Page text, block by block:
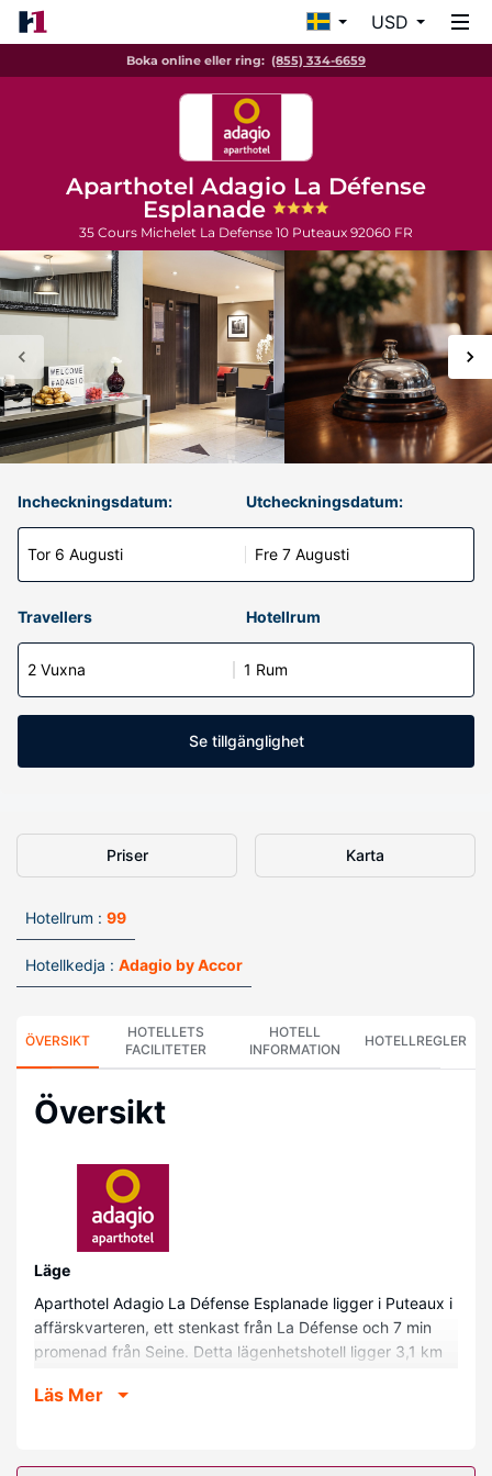
USD
Boka online eller ring: (855) 334-6659
Aparthotel Adagio La Défense
Esplanade
35 Cours Michelet La Defense 10 Puteaux 92060 FR
Incheckningsdatum:
Tor 6 Augusti
Utcheckningsdatum:
Fre 7 Augusti
Travellers Hotellrum
2 Vuxna 1 Rum
Se tillgänglighet
Priser Karta
Hotellrum : 99
Hotellkedja : Adagio by Accor
ÖVERSIKT
HOTELLETS
FACILITETER
HOTELL
INFORMATION
HOTELLREGLER
Översikt
Läge
Aparthotel Adagio La Défense Esplanade ligger i Puteaux i
affärskvarteren, ett stenkast från La Défense och 7 min
promenad från Seine. Detta lägenhetshotell ligger 3,1 km
Congrès de Paris.
Känn dig som hemma i ett av de 99 rummen med platt-tv.
Läs Mer